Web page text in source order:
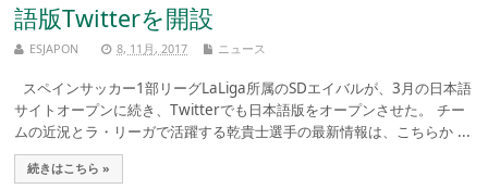
語版Twitterを開設
ESJAPON 8, 11月, 2017 ニュース
スペインサッカー1部リーグLaLiga所属のSDエイバルが、3月の日本語
サイトオープンに続き、Twitterでも日本語版をオープンさせた。 チー
ムの近況とラ・リーガで活躍する乾貴士選手の最新情報は、こちらか ...
続きはこちら »